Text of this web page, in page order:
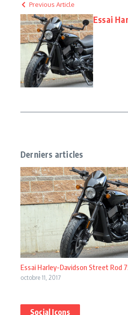
Previous Article
Essai
Derniers articles
Essai Harley-Davidson Street Rod
octobre 11, 2017
Social Icons